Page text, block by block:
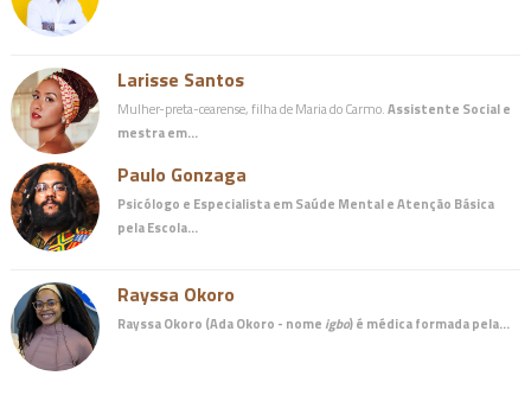
Larisse Santos
Mulher-preta-cearense, filha de Maria do Carmo.Assistente Social e
mestra em…
Paulo Gonzaga
Psicólogo e Especialista em Saúde Mental e Atenção Básica
pela Escola…
Rayssa Okoro
Rayssa Okoro (Ada Okoro - nome igbo) é médicaformada pela…